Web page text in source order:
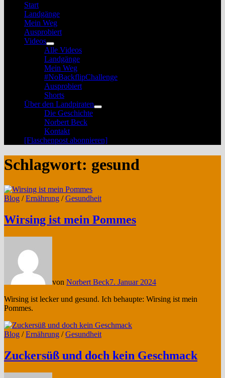
Start
Landgänge
Mein Weg
Ausprobiert
Videos
Untermenü
anzeigen
Alle Videos
Landgänge
Mein Weg
#NoBackflipChallenge
Ausprobiert
Shorts
Über den Landpiraten
Untermenü
Die Geschichte
Norbert Beck
Kontakt
[Flaschenpost abonnieren]
Schlagwort: gesund
Blog /Ernährung /Gesundheit
Wirsing ist mein Pommes
von Norbert Beck7. Januar 2024
Wirsing ist lecker und gesund. Ich behaupte: Wirsing ist mein
Pommes.
Blog /Ernährung /Gesundheit
Zuckersüß und doch kein Geschmack